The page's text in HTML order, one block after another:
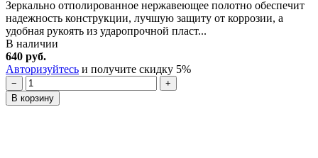
Зеркально отполированное нержавеющее полотно обеспечит
надежность конструкции, лучшую защиту от коррозии, а
удобная рукоять из ударопрочной пласт...
В наличии
640 руб.
Авторизуйтесь и получите скидку 5%
−
+
В корзину